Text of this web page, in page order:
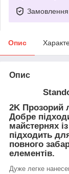
Замовлення
Опис
Опис
2K Прозорий
Добре
майстернях
підходить
повного
елементів.
Дуже легке